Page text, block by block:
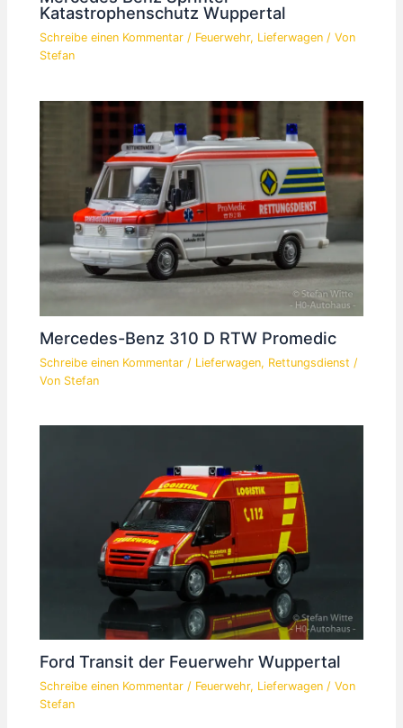
Katastrophenschutz Wuppertal
Schreibe einen Kommentar / Feuerwehr, Lieferwagen / Von
Stefan
Mercedes-Benz 310 D RTW Promedic
Schreibe einen Kommentar / Lieferwagen, Rettungsdienst /
Von Stefan
Ford Transit der Feuerwehr Wuppertal
Schreibe einen Kommentar / Feuerwehr, Lieferwagen / Von
Stefan